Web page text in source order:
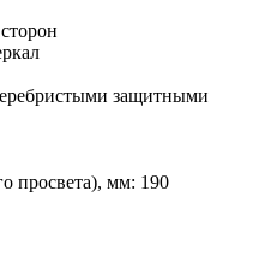
защитными
просвета), мм: 190